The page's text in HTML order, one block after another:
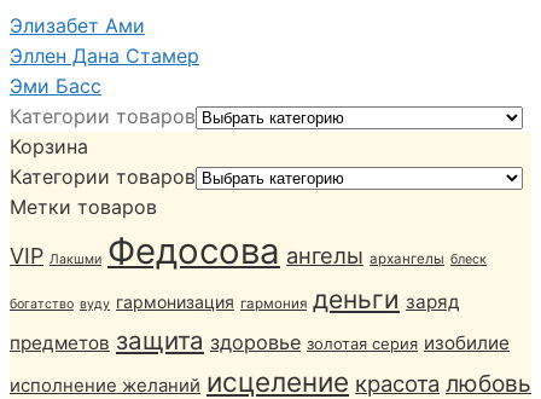
Элизабет Ами
Эллен Дана Стамер
Эми Басс
Категории товаров
Корзина
Категории товаров
Метки товаров
VIP Лакшми Федосова ангелы архангелы блеск
богатство вуду гармонизация гармония деньги заряд
предметов защита здоровье золотая серия изобилие
исполнение желаний исцеление красота любовь